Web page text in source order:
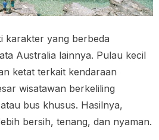
karakter yang berbeda
Australia lainnya. Pulau kecil
ketat terkait kendaraan
wisatawan berkeliling
bus khusus. Hasilnya,
bersih, tenang, dan nyaman.